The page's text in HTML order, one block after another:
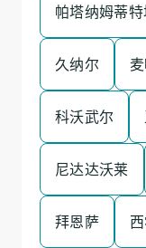
帕塔纳姆蒂
久纳尔
科沃武尔
尼达达沃莱
拜恩萨